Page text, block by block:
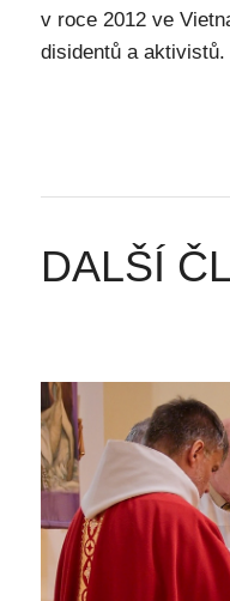
v roce 2012 ve
disidentů a aktivistů.
DALŠÍ